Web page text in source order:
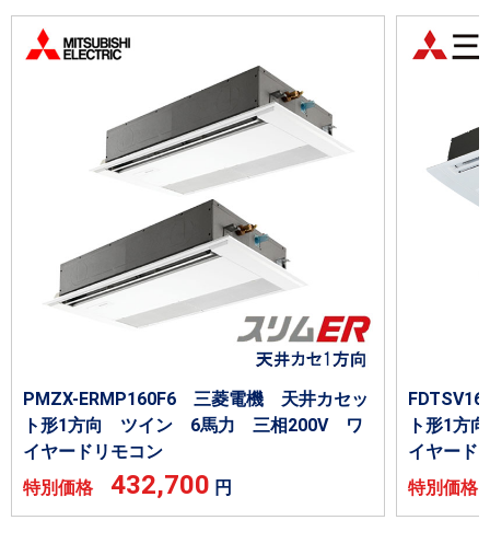
PMZX-ERMP160F6 三菱電機 天井カセッ
ト形1方向 ツイン 6馬力 三相200V ワ
イヤードリモコン
特別価格 432,700 円
ト形1
イヤード
特別価